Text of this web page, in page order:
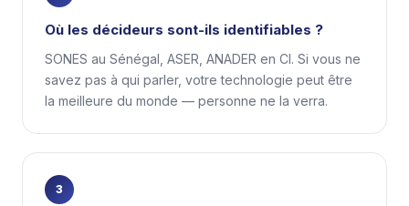
Où les décideurs sont-ils identifiables ?
SONES au Sénégal, ASER, ANADER en CI. Si vous ne
savez pas à qui parler, votre technologie peut être
la meilleure du monde — personne ne la verra.
3